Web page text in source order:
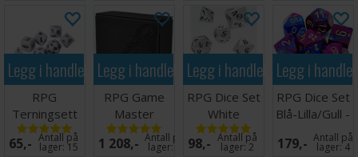
Legg i handlekurven
RPG
Terningsett
Hvit Standard
7 stk
65,- Antall på
lager: 15
Legg i handlekurven
RPG Game
Master
Companion -
Iron Grey
1 208,- Antall på
lager:
Legg i handlekurven
RPG Dice Set
White
98,- Antall på
lager:2
Legg i
RPG Dice Set
Blå-Lilla/Gull -
7 stk
179,- Antall på
lager:4